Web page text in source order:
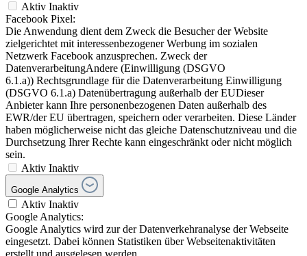
Aktiv Inaktiv
Facebook Pixel:
Die Anwendung dient dem Zweck die Besucher der Website
zielgerichtet mit interessenbezogener Werbung im sozialen
Netzwerk Facebook anzusprechen. Zweck der
DatenverarbeitungAndere (Einwilligung (DSGVO
6.1.a)) Rechtsgrundlage für die Datenverarbeitung Einwilligung
(DSGVO 6.1.a) Datenübertragung außerhalb der EUDieser
Anbieter kann Ihre personenbezogenen Daten außerhalb des
EWR/der EU übertragen, speichern oder verarbeiten. Diese Länder
haben möglicherweise nicht das gleiche Datenschutzniveau und die
Durchsetzung Ihrer Rechte kann eingeschränkt oder nicht möglich
sein.
Aktiv Inaktiv
Google Analytics
Aktiv Inaktiv
Google Analytics:
Google Analytics wird zur der Datenverkehranalyse der Webseite
eingesetzt. Dabei können Statistiken über Webseitenaktivitäten